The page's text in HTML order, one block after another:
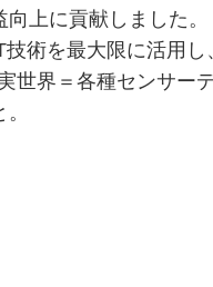
上に貢献しました。
術を最大限に活用
世界＝各種センサー